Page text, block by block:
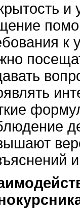
и
к